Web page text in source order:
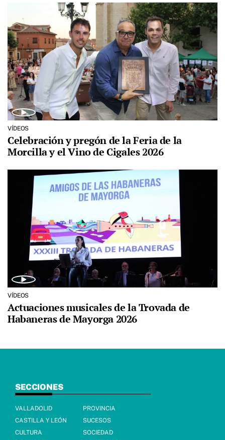
VÍDEOS
Celebración y pregón de la Feria de la
Morcilla y el Vino de Cigales 2026
VÍDEOS
Actuaciones musicales de la Trovada de
Habaneras de Mayorga 2026
SECCIONES
VALLADOLID
PROVINCIA
CASTILLA Y LEÓN
SUCESOS
CULTURA
SOCIEDAD